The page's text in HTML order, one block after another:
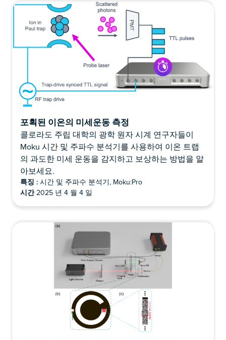
포획된 이온의 미세운동 측정
콜로라도 주립 대학의 광학 원자 시계 연구자들이
Moku 시간 및 주파수 분석기를 사용하여 이온 트랩
의 과도한 미세 운동을 감지하고 보상하는 방법을 알
아보세요.
특징 : 시간 및 주파수 분석기, Moku:Pro
시간2025 년 4 월 4 일